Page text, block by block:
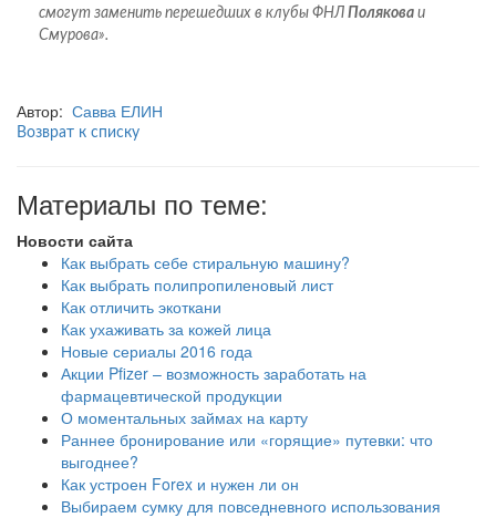
смогут заменить перешедших в клубы ФНЛ Полякова и
Смурова».
Автор: Савва ЕЛИН
Возврат к списку
Материалы по теме:
Новости сайта
Как выбрать себе стиральную машину?
Как выбрать полипропиленовый лист
Как отличить экоткани
Как ухаживать за кожей лица
Новые сериалы 2016 года
Акции Pfizer – возможность заработать на
фармацевтической продукции
О моментальных займах на карту
Раннее бронирование или «горящие» путевки: что
выгоднее?
Как устроен Forex и нужен ли он
Выбираем сумку для повседневного использования